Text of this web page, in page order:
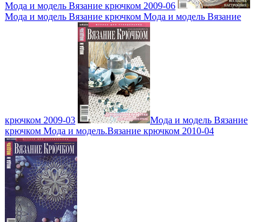
Мода и модель Вязание крючком 2009-06
Мода и модель Вязание крючком Мода и модель Вязание
крючком 2009-03
Мода и модель Вязание
крючком Мода и модель.Вязание крючком 2010-04